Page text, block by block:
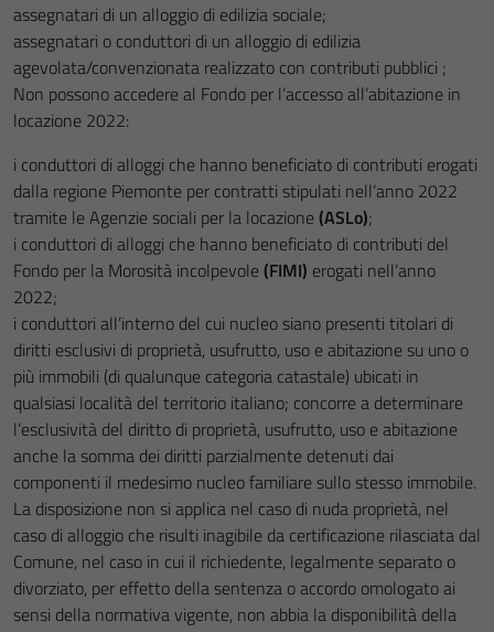
assegnatari di un alloggio di edilizia sociale;
assegnatari o conduttori di un alloggio di edilizia
agevolata/convenzionata realizzato con contributi pubblici ;
Non possono accedere al Fondo per l’accesso all’abitazione in
locazione 2022:
i conduttori di alloggi che hanno beneficiato di contributi erogati
dalla regione Piemonte per contratti stipulati nell’anno 2022
tramite le Agenzie sociali per la locazione(ASLo);
i conduttori di alloggi che hanno beneficiato di contributi del
Fondo per la Morosità incolpevole(FIMI) erogati nell’anno
2022;
i conduttori all’interno del cui nucleo siano presenti titolari di
diritti esclusivi di proprietà, usufrutto, uso e abitazione su uno o
più immobili (di qualunque categoria catastale) ubicati in
qualsiasi località del territorio italiano; concorre a determinare
l’esclusività del diritto di proprietà, usufrutto, uso e abitazione
anche la somma dei diritti parzialmente detenuti dai
componenti il medesimo nucleo familiare sullo stesso immobile.
La disposizione non si applica nel caso di nuda proprietà, nel
caso di alloggio che risulti inagibile da certificazione rilasciata dal
Comune, nel caso in cui il richiedente, legalmente separato o
divorziato, per effetto della sentenza o accordo omologato ai
sensi della normativa vigente, non abbia la disponibilità della